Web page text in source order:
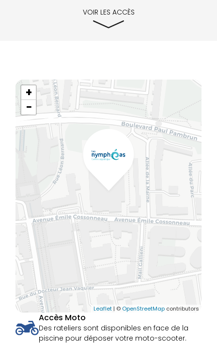
VOIR LES ACCÈS
+
−
Leaflet | © OpenStreetMap contributors
Accès Moto
Des rateliers sont disponibles en face de la
piscine pour déposer votre moto-scooter.